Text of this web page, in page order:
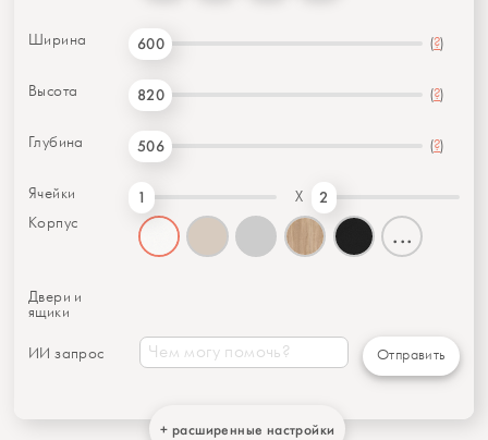
Ширина 600 (?)
Высота 820 (?)
Глубина 506 (?)
Ячейки 1 X 2
Корпус ...
Двери и
ящики
ИИ запрос Отправить
+ расширенные настройки